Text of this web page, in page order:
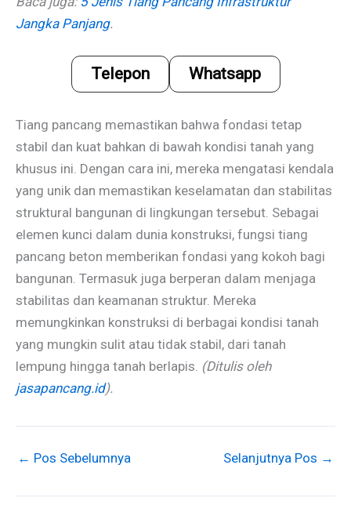
Jangka Panjang.
Telepon Whatsapp
Tiang pancang memastikan bahwa fondasi tetap
stabil dan kuat bahkan di bawah kondisi tanah yang
khusus ini. Dengan cara ini, mereka mengatasi kendala
yang unik dan memastikan keselamatan dan stabilitas
struktural bangunan di lingkungan tersebut. Sebagai
elemen kunci dalam dunia konstruksi, fungsi tiang
pancang beton memberikan fondasi yang kokoh bagi
bangunan. Termasuk juga berperan dalam menjaga
stabilitas dan keamanan struktur. Mereka
memungkinkan konstruksi di berbagai kondisi tanah
yang mungkin sulit atau tidak stabil, dari tanah
lempung hingga tanah berlapis. (Ditulis oleh
jasapancang.id).
← Pos Sebelumnya Selanjutnya Pos →